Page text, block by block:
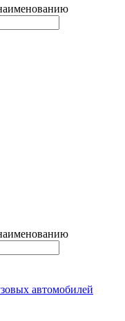
автомобилей